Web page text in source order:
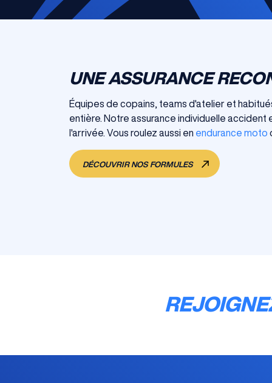
UNE ASSURANCE
Équipes de copains, teams d'atelier et
entière. Notre assurance individuelle
l'arrivée. Vous roulez aussi en endurance moto
DÉCOUVRIR NOS FORMULES